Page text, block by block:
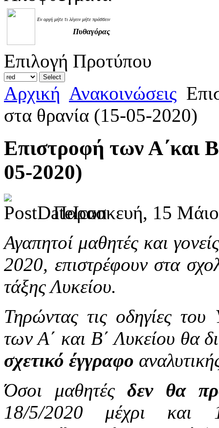
Εν οργή μήτε τι λέγειν μήτε πράσσειν
Πυθαγόρας
Επιλογή Προτύπου
Αρχική Ανακοινώσεις
στα θρανία (15-05-2020)
Επιστροφή των Α΄και
05-2020)
Παρασκευή, 15
Αγαπητοί μαθητές και
2020, επιστρέφουν στα
τάξης Λυκείου.
Τηρώντας τις οδηγίες
των Α΄ και Β΄ Λυκείου θα
σχετικό έγγραφο
Όσοι μαθητέςδεν θα
18/5/2020 μέχρι και